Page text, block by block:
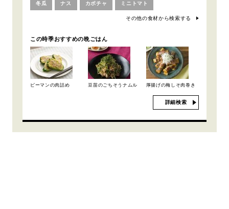
冬瓜 ナス カボチャ ミニトマト
その他の食材から検索する
この時季おすすめの晩ごはん
ピーマンの肉詰め 豆苗のごちそうナムル 厚揚げの梅しそ肉巻き
詳細検索